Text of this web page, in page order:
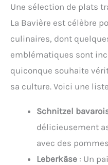
Une sélection de plats
La Bavière est célèbre
culinaires, dont
emblématiques sont
quiconque souhaite
sa culture. Voici une
Schnitzel
délicieusement
avec des
Leberkäse : Un